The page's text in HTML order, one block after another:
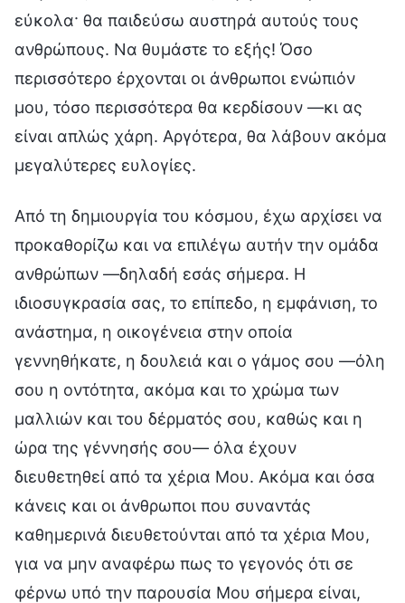
εύκολα· θα παιδεύσω αυστηρά αυτούς τους
ανθρώπους. Να θυμάστε το εξής! Όσο
περισσότερο έρχονται οι άνθρωποι ενώπιόν
μου, τόσο περισσότερα θα κερδίσουν —κι ας
είναι απλώς χάρη. Αργότερα, θα λάβουν ακόμα
μεγαλύτερες ευλογίες.
Από τη δημιουργία του κόσμου, έχω αρχίσει να
προκαθορίζω και να επιλέγω αυτήν την ομάδα
ανθρώπων —δηλαδή εσάς σήμερα. Η
ιδιοσυγκρασία σας, το επίπεδο, η εμφάνιση, το
ανάστημα, η οικογένεια στην οποία
γεννηθήκατε, η δουλειά και ο γάμος σου —όλη
σου η οντότητα, ακόμα και το χρώμα των
μαλλιών και του δέρματός σου, καθώς και η
ώρα της γέννησής σου— όλα έχουν
διευθετηθεί από τα χέρια Μου. Ακόμα και όσα
κάνεις και οι άνθρωποι που συναντάς
καθημερινά διευθετούνται από τα χέρια Μου,
για να μην αναφέρω πως το γεγονός ότι σε
φέρνω υπό την παρουσία Μου σήμερα είναι,